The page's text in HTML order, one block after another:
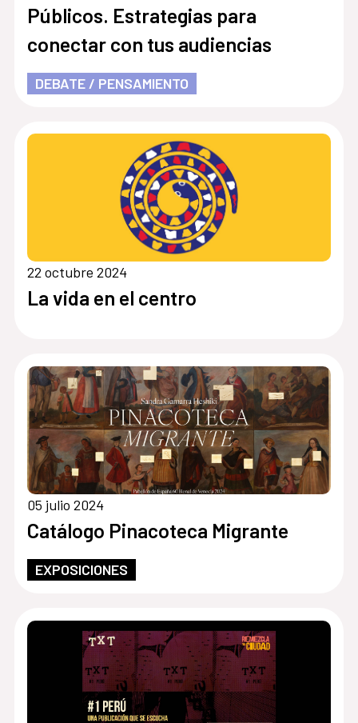
Públicos. Estrategias para
conectar con tus audiencias
DEBATE / PENSAMIENTO
22 octubre 2024
La vida en el centro
05 julio 2024
Catálogo Pinacoteca Migrante
EXPOSICIONES